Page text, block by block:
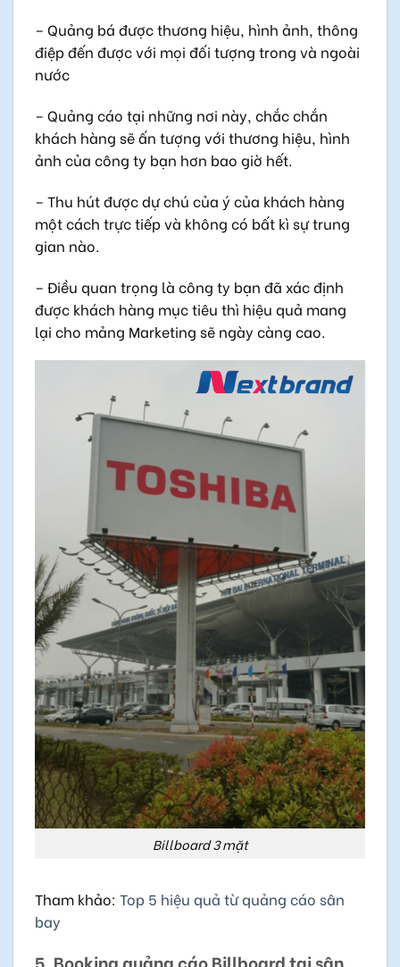
– Quảng bá được thương hiệu, hình ảnh, thông
điệp đến được với mọi đối tượng trong và ngoài
nước
– Quảng cáo tại những nơi này, chắc chắn
khách hàng sẽ ấn tượng với thương hiệu, hình
ảnh của công ty bạn hơn bao giờ hết.
– Thu hút được dự chú của ý của khách hàng
một cách trực tiếp và không có bất kì sự trung
gian nào.
– Điều quan trọng là công ty bạn đã xác định
được khách hàng mục tiêu thì hiệu quả mang
lại cho mảng Marketing sẽ ngày càng cao.
Billboard 3 mặt
Tham khảo: Top 5 hiệu quả từ quảng cáo sân
bay
5. Booking quảng cáo Billboard tại sân